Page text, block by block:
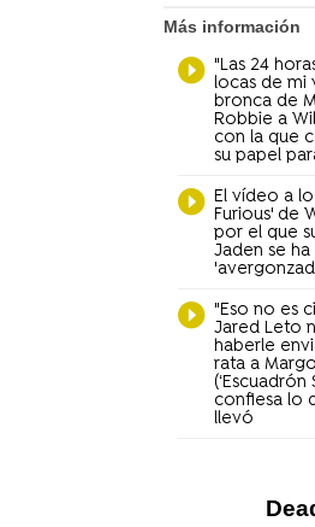
Más información
"Las 24
locas de mi
bronca de
Robbie a
con la que
su papel
El vídeo a
Furious' de
por el que
Jaden se
"Eso no es
Jared Leto
haberle
rata a
(‘Escuadrón
confiesa lo
llevó